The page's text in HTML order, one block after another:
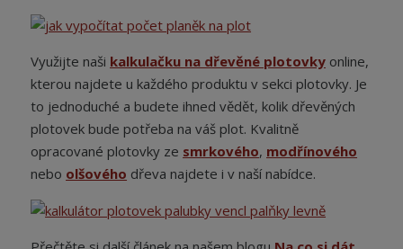
Využijte naši kalkulačku na dřevěné plotovky online,
kterou najdete u každého produktu v sekci plotovky. Je
to jednoduché a budete ihned vědět, kolik dřevěných
plotovek bude potřeba na váš plot. Kvalitně
opracované plotovky ze smrkového, modřínového
nebo olšového dřeva najdete i v naší nabídce.